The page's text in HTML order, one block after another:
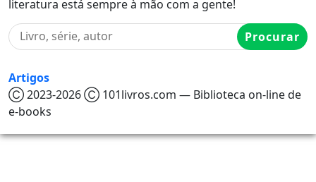
literatura está sempre à mão com a gente!
Procurar
Artigos
Ⓒ 2023-2026 Ⓒ 101livros.com — Biblioteca on-line de
e-books